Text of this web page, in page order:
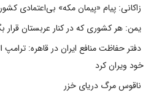
زاکانی: پیام «پیمان مکه» بی‌اعتمادی
یمن: هر کشوری که در کنار عربستان قرار
دفتر حفاظت منافع ایران در قاهره:
خود ویران کرد
ناقوس مرگ دریای خزر